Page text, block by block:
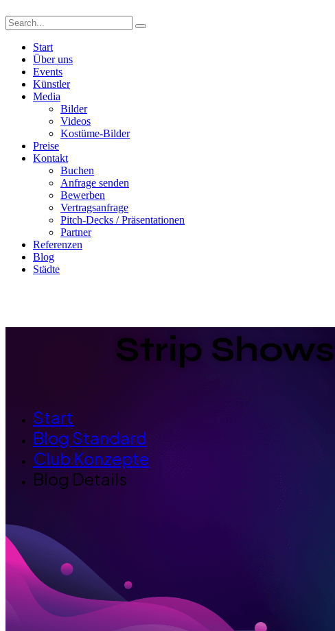
Start
Über uns
Events
Künstler
Media
Bilder
Videos
Kostüme-Bilder
Preise
Kontakt
Buchen
Anfrage senden
Bewerben
Vertragsanfrage
Pitch-Decks / Präsentationen
Partner
Referenzen
Blog
Städte
Strip
Start
Blog Standard
Club Konzepte
Blog Details